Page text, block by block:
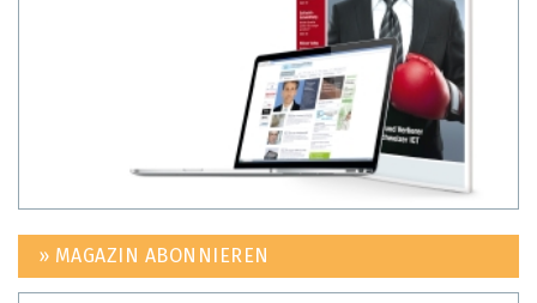
» MAGAZIN ABONNIEREN